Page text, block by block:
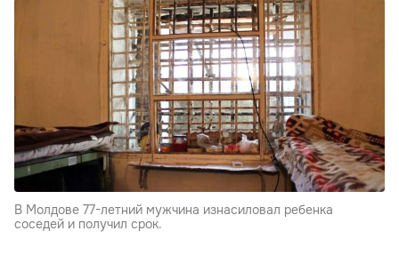
В Молдове 77-летний мужчина изнасиловал ребенка
соседей и получил срок.